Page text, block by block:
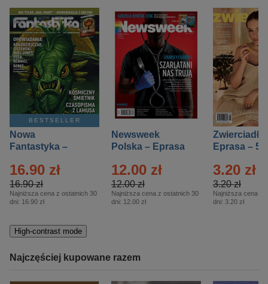
BESTSELLER
Nowa
Fantastyka –
16.90 zł
16.90 zł
Najniższa cena z ostatnich 30
dni: 16.90 zł
Newsweek
Polska – Eprasa
12.00 zł
12.00 zł
Najniższa cena z ostatnich 30
dni: 12.00 zł
Zwierciadło
Eprasa – 5/
3.20 zł
3.20 zł
Najniższa cena z
dni: 3.20 zł
High-contrast mode
Najczęściej kupowane razem